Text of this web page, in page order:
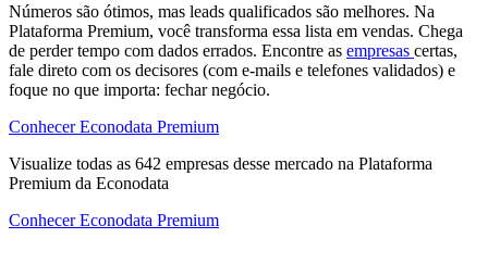
Números são ótimos, mas leads qualificados são melhores. Na
Plataforma Premium, você transforma essa lista em vendas. Chega
de perder tempo com dados errados. Encontre as empresas certas,
fale direto com os decisores (com e-mails e telefones validados) e
foque no que importa: fechar negócio.
Conhecer Econodata Premium
Visualize todas as 642 empresas desse mercado na Plataforma
Premium da Econodata
Conhecer Econodata Premium